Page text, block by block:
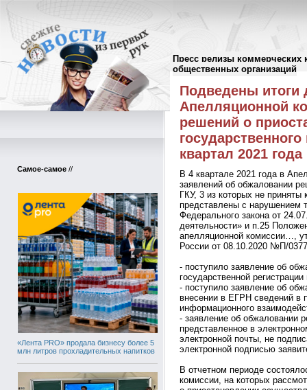
Пресс релизы коммерческих
общественных организаций
Самое-самое //
«Лента PRO» продала бизнесу более 5
млн литров прохладительных напитков
Пресс-релизы//
Подведены итоги
Апелляционной
решений о
квартал 2021 года
В 4 квартале 2021 года в
заявлений об обжаловании
ГКУ, 3 из которых не приняты
представлены с нарушением
Федерального закона от
деятельности» и п.25
апелляционной комиссии…,
России от 08.10.2020 №П/
- поступило заявление об
государственной регистрации
- поступило заявление об
внесении в ЕГРН сведений в
информационного
- заявление об обжаловании
представленное в
электронной почты, не
электронной подписью
В отчетном периоде
комиссии, на которых